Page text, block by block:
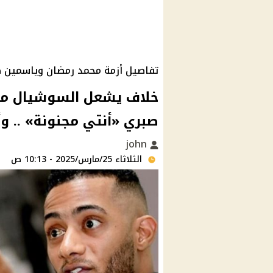
تفاصيل أزمة محمد رمضان
خلاف يشعل السوشيال
صبري «أنتي مجنونة» ..
الثلاثاء 25/مارس/2025 - 10:13 ص